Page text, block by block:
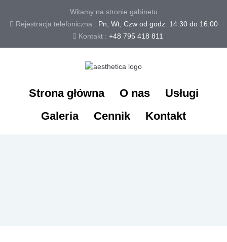
Witamy na stronie gabinetu
Rejestracja telefoniczna : Pn, Wt, Czw od godz. 14:30 do 16:00
Kontakt : +48 795 418 811
Strona główna O nas
Usługi
Galeria
Cennik Kontakt